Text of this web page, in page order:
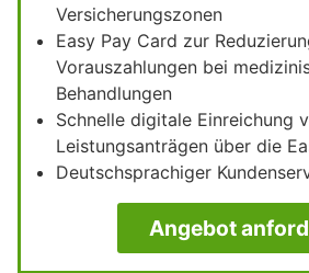
Versicherungszonen
Easy Pay Card zur
Vorauszahlungen bei
Behandlungen
Schnelle digitale Einreichung
Leistungsanträgen über die
Deutschsprachiger
Angebot